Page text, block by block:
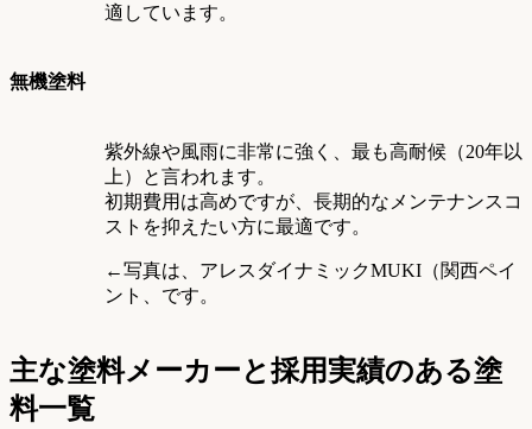
適しています。
無機塗料
紫外線や風雨に非常に強く、最も高耐候（20年以
上）と言われます。
初期費用は高めですが、長期的なメンテナンスコ
ストを抑えたい方に最適です。
←写真は、アレスダイナミックMUKI（関西ペイ
ント、です。
主な塗料メーカーと採用実績のある塗
料一覧